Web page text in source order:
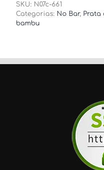
SKU: N07c-661
Categorias: No Bar, Prata
bambu